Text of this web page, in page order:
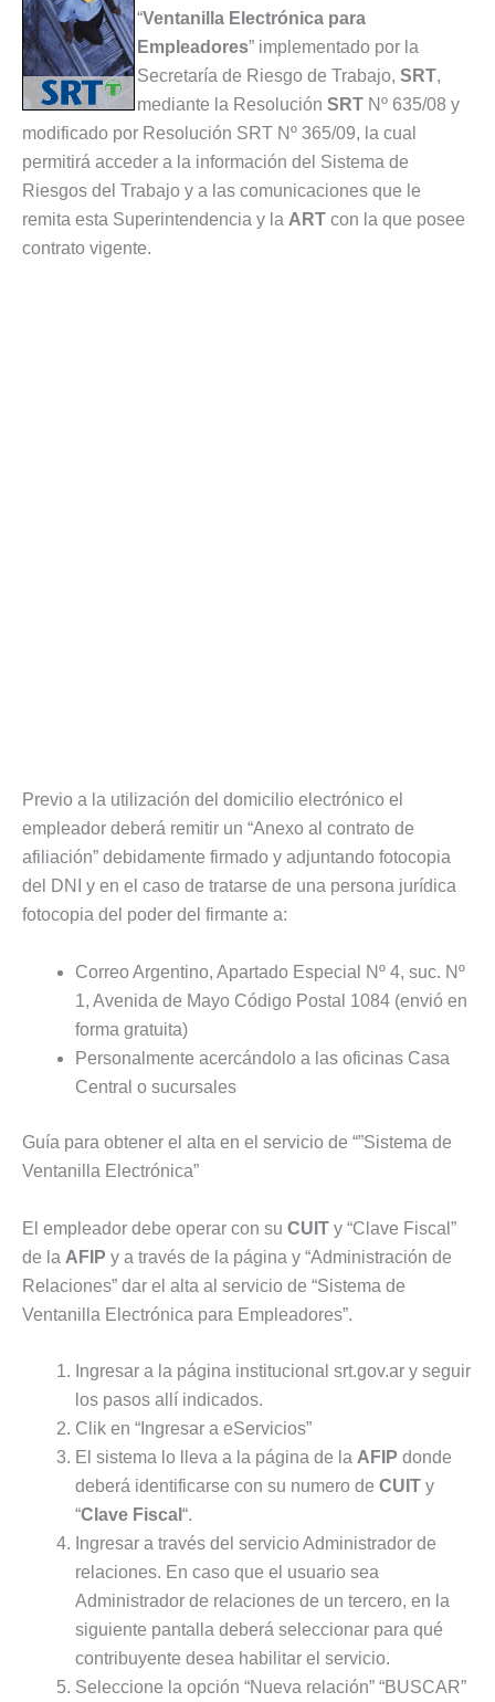
“Ventanilla Electrónica para
Empleadores” implementado por la
Secretaría de Riesgo de Trabajo, SRT,
mediante la Resolución SRT Nº 635/08 y
modificado por Resolución SRT Nº 365/09, la cual
permitirá acceder a la información del Sistema de
Riesgos del Trabajo y a las comunicaciones que le
remita esta Superintendencia y la ART con la que posee
contrato vigente.
Previo a la utilización del domicilio electrónico el
empleador deberá remitir un “Anexo al contrato de
afiliación” debidamente firmado y adjuntando fotocopia
del DNI y en el caso de tratarse de una persona jurídica
fotocopia del poder del firmante a:
Correo Argentino, Apartado Especial Nº 4, suc. Nº
1, Avenida de Mayo Código Postal 1084 (envió en
forma gratuita)
Personalmente acercándolo a las oficinas Casa
Central o sucursales
Guía para obtener el alta en el servicio de “”Sistema de
Ventanilla Electrónica”
El empleador debe operar con su CUIT y “Clave Fiscal”
de la AFIP y a través de la página y “Administración de
Relaciones” dar el alta al servicio de “Sistema de
Ventanilla Electrónica para Empleadores”.
Ingresar a la página institucional srt.gov.ar y seguir
los pasos allí indicados.
Clik en “Ingresar a eServicios”
El sistema lo lleva a la página de la AFIP donde
deberá identificarse con su numero de CUIT y
“Clave Fiscal “.
Ingresar a través del servicio Administrador de
relaciones. En caso que el usuario sea
Administrador de relaciones de un tercero, en la
siguiente pantalla deberá seleccionar para qué
contribuyente desea habilitar el servicio.
Seleccione la opción “Nueva relación” “BUSCAR”